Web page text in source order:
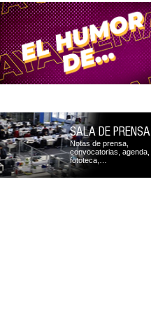
SALA DE PRENSA
Notas de prensa,
convocatorias, agenda,
fototeca,…